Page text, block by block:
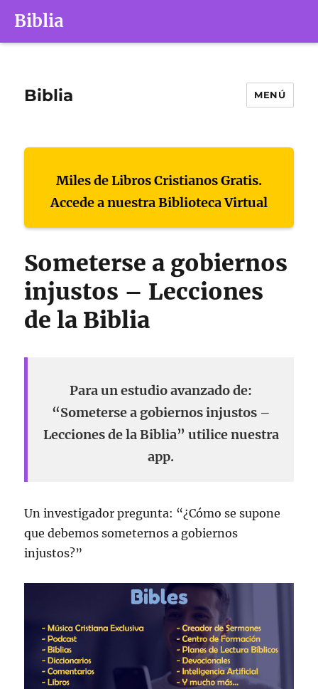
Biblia
Biblia MENÚ
Miles de Libros Cristianos Gratis.
Accede a nuestra Biblioteca Virtual
Someterse a gobiernos
injustos – Lecciones
de la Biblia
Para un estudio avanzado de:
“Someterse a gobiernos injustos –
Lecciones de la Biblia” utilice nuestra
app.
Un investigador pregunta: “¿Cómo se supone
que debemos someternos a gobiernos
injustos?”